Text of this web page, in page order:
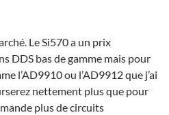
Le Si570 a un prix
DDS bas de gamme mais pour
l’AD9910 ou l’AD9912 que j’ai
nettement plus que pour
plus de circuits